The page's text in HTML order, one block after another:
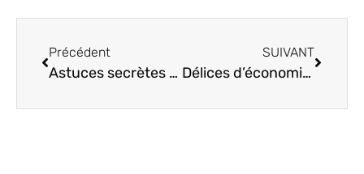
Précédent
Astuces secrètes pour sublimer vos plats et épater vos convives
SUIVANT
Délices d’économie : savourez des recettes gourmandes sans vous ruiner